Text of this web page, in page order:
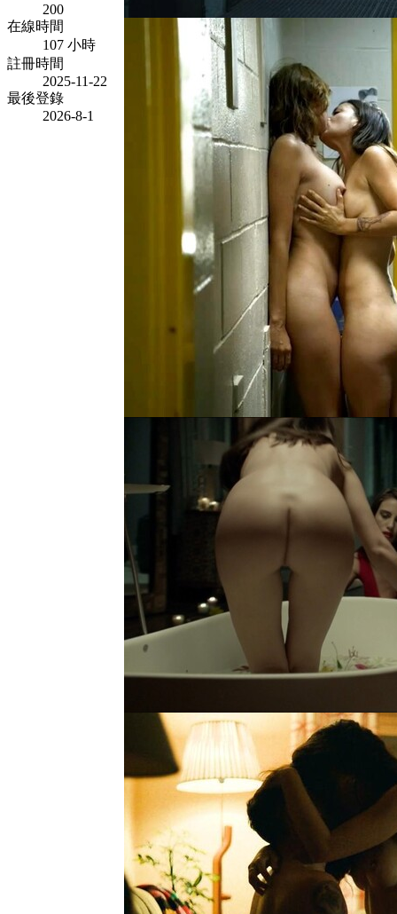
200
在線時間
107 小時
註冊時間
2025-11-22
最後登錄
2026-8-1